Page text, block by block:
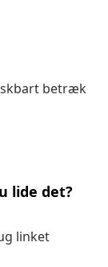
betræk
lide det?
linket